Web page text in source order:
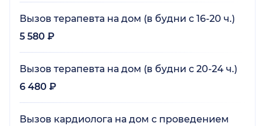
Вызов терапевта на дом (в будни с 16-20 ч.)
5 580 ₽
Вызов терапевта на дом (в будни с 20-24 ч.)
6 480 ₽
Вызов кардиолога на дом с проведением